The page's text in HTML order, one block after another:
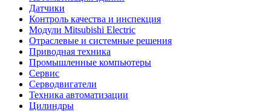
Датчики
Контроль качества и инспекция
Модули Mitsubishi Electric
Отраслевые и системные решения
Приводная техника
Промышленные компьютеры
Сервис
Серводвигатели
Техника автоматизации
Цилиндры